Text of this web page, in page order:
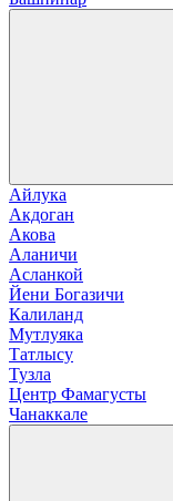
Айлука
Акдоган
Акова
Аланичи
Асланкой
Йени Богазичи
Калиланд
Мутлуяка
Татлысу
Тузла
Центр Фамагусты
Чанаккале